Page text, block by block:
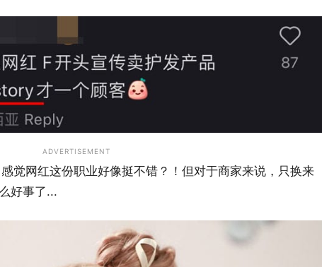
ADVERTISEMENT
觉网红这份职业好像挺不错？！但对于商家来说，只换来
好事了...